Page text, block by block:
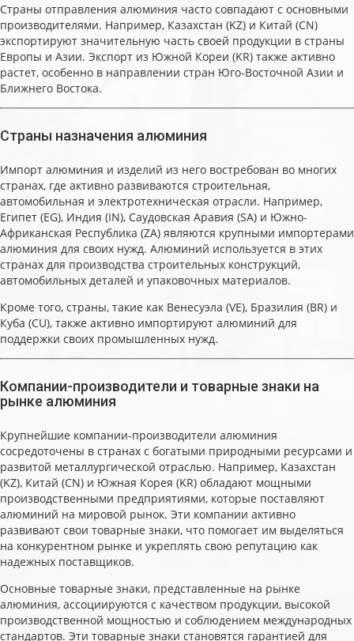
Страны отправления алюминия часто совпадают с основными
производителями. Например, Казахстан (KZ) и Китай (CN)
экспортируют значительную часть своей продукции в страны
Европы и Азии. Экспорт из Южной Кореи (KR) также активно
растет, особенно в направлении стран Юго-Восточной Азии и
Ближнего Востока.
Страны назначения алюминия
Импорт алюминия и изделий из него востребован во многих
странах, где активно развиваются строительная,
автомобильная и электротехническая отрасли. Например,
Египет (EG), Индия (IN), Саудовская Аравия (SA) и Южно-
Африканская Республика (ZA) являются крупными импортерами
алюминия для своих нужд. Алюминий используется в этих
странах для производства строительных конструкций,
автомобильных деталей и упаковочных материалов.
Кроме того, страны, такие как Венесуэла (VE), Бразилия (BR) и
Куба (CU), также активно импортируют алюминий для
поддержки своих промышленных нужд.
Компании-производители и товарные знаки на
рынке алюминия
Крупнейшие компании-производители алюминия
сосредоточены в странах с богатыми природными ресурсами и
развитой металлургической отраслью. Например, Казахстан
(KZ), Китай (CN) и Южная Корея (KR) обладают мощными
производственными предприятиями, которые поставляют
алюминий на мировой рынок. Эти компании активно
развивают свои товарные знаки, что помогает им выделяться
на конкурентном рынке и укреплять свою репутацию как
надежных поставщиков.
Основные товарные знаки, представленные на рынке
алюминия, ассоциируются с качеством продукции, высокой
производственной мощностью и соблюдением международных
стандартов. Эти товарные знаки становятся гарантией для